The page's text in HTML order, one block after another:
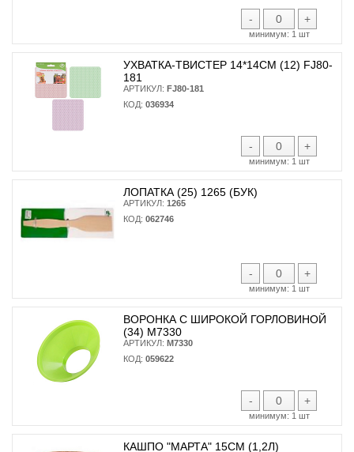
- +
минимум: 1 шт
УХВАТКА-ТВИСТЕР 14*14СМ (12) FJ80-
181
АРТИКУЛ: FJ80-181
КОД: 036934
- +
минимум: 1 шт
ЛОПАТКА (25) 1265 (БУК)
АРТИКУЛ: 1265
КОД: 062746
- +
минимум: 1 шт
ВОРОНКА С ШИРОКОЙ ГОРЛОВИНОЙ
(34) М7330
АРТИКУЛ: М7330
КОД: 059622
- +
минимум: 1 шт
КАШПО "МАРТА" 15СМ (1,2Л)